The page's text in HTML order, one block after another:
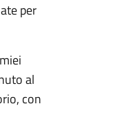
per
al
con